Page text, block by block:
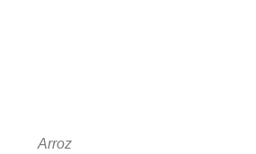
Arroz